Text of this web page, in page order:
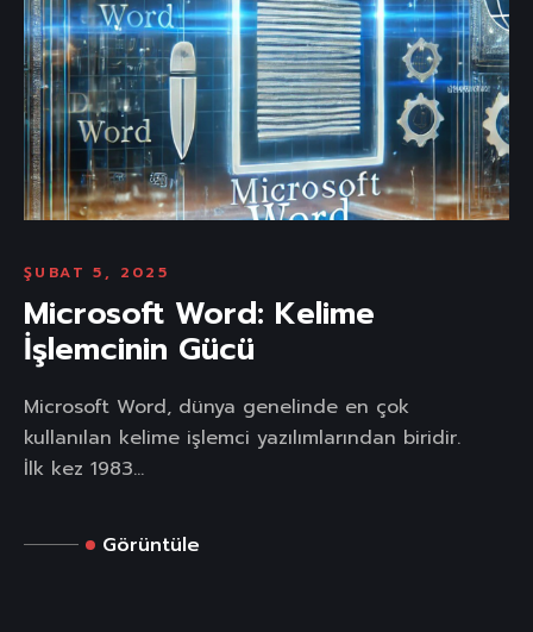
ŞUBAT 5, 2025
Microsoft Word: Kelime
İşlemcinin Gücü
Microsoft Word, dünya genelinde en çok
kullanılan kelime işlemci yazılımlarından biridir.
İlk kez 1983...
Görüntüle